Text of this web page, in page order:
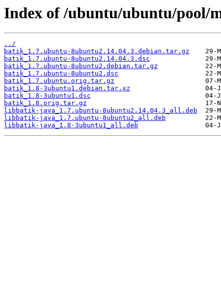
Index of /ubuntu/ubuntu/pool/
../
batik_1.7.ubuntu-8ubuntu2.14.04.3.debian.tar.gz
batik_1.7.ubuntu-8ubuntu2.14.04.3.dsc
batik_1.7.ubuntu-8ubuntu2.debian.tar.gz
batik_1.7.ubuntu-8ubuntu2.dsc
batik_1.7.ubuntu.orig.tar.gz
batik_1.8-3ubuntu1.debian.tar.xz
batik_1.8-3ubuntu1.dsc
batik_1.8.orig.tar.gz
libbatik-java_1.7.ubuntu-8ubuntu2.14.04.3_all.deb
libbatik-java_1.7.ubuntu-8ubuntu2_all.deb
libbatik-java_1.8-3ubuntu1_all.deb